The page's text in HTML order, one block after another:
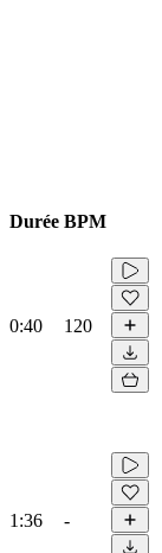
Durée BPM
0:40 120
1:36 -